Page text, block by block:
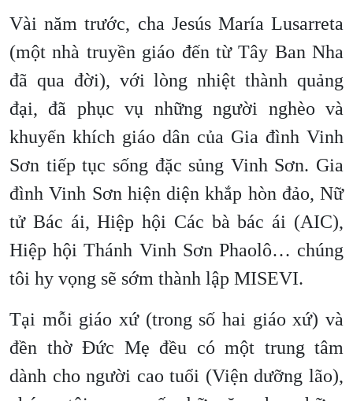
Vài năm trước, cha Jesús María Lusarreta
(một nhà truyền giáo đến từ Tây Ban Nha
đã qua đời), với lòng nhiệt thành quảng
đại, đã phục vụ những người nghèo và
khuyến khích giáo dân của Gia đình Vinh
Sơn tiếp tục sống đặc sủng Vinh Sơn. Gia
đình Vinh Sơn hiện diện khắp hòn đảo, Nữ
tử Bác ái, Hiệp hội Các bà bác ái (AIC),
Hiệp hội Thánh Vinh Sơn Phaolô… chúng
tôi hy vọng sẽ sớm thành lập MISEVI.
Tại mỗi giáo xứ (trong số hai giáo xứ) và
đền thờ Đức Mẹ đều có một trung tâm
dành cho người cao tuổi (Viện dưỡng lão),